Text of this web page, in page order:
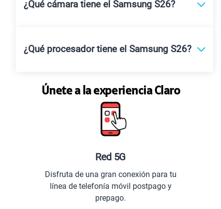
¿Qué cámara tiene el Samsung S26?
¿Qué procesador tiene el Samsung S26?
Únete a la experiencia Claro
Red 5G
Disfruta de una gran conexión para tu
línea de telefonía móvil postpago y
prepago.